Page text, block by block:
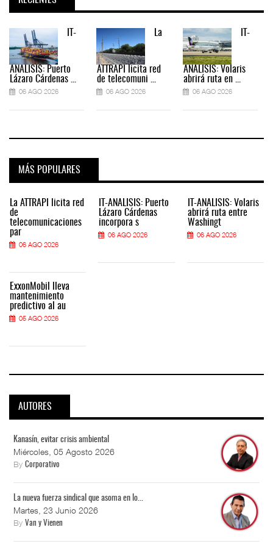
IT-
ANÁLISIS: Puerto
Lázaro Cárdenas ...
06 AGO 2026
La
ATTRAPI licita red
de telecomuni ...
06 AGO 2026
IT-
ANÁLISIS: Volaris
abrirá ruta en ...
06 AGO 2026
MÁS POPULARES
La ATTRAPI licita red
de
telecomunicaciones
par
06 AGO 2026
ExxonMobil lleva
mantenimiento
predictivo al au
05 AGO 2026
IT-ANÁLISIS: Puerto
Lázaro Cárdenas
incorpora s
06 AGO 2026
IT-ANÁLISIS: Volaris
abrirá ruta entre
Washingt
06 AGO 2026
AUTORES
Kanasín, evitar crisis ambiental
Miércoles, 05 Agosto 2026
By Corporativo
La nueva fuerza sindical que asoma en lo...
Martes, 23 Junio 2026
By Van y Vienen